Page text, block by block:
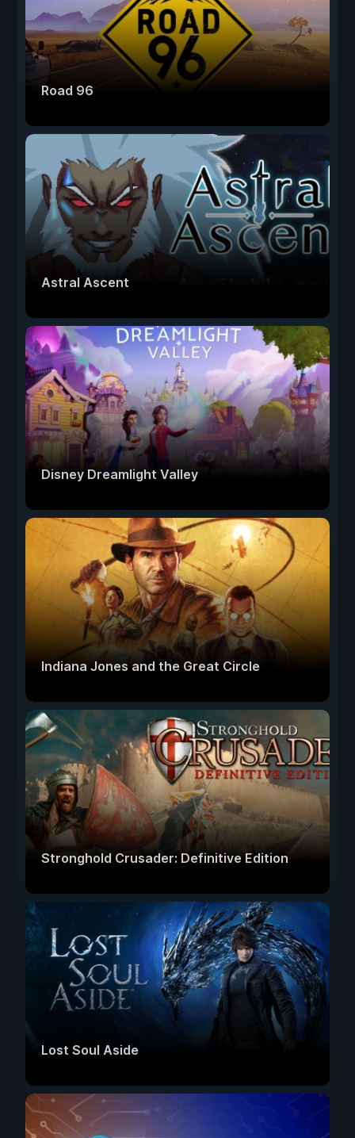
Road 96
Astral Ascent
Disney Dreamlight Valley
Indiana Jones and the Great Circle
Stronghold Crusader: Definitive Edition
Lost Soul Aside